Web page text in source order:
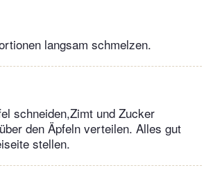
langsam schmelzen.
schneiden,Zimt und Zucker
den Äpfeln verteilen. Alles gut
stellen.